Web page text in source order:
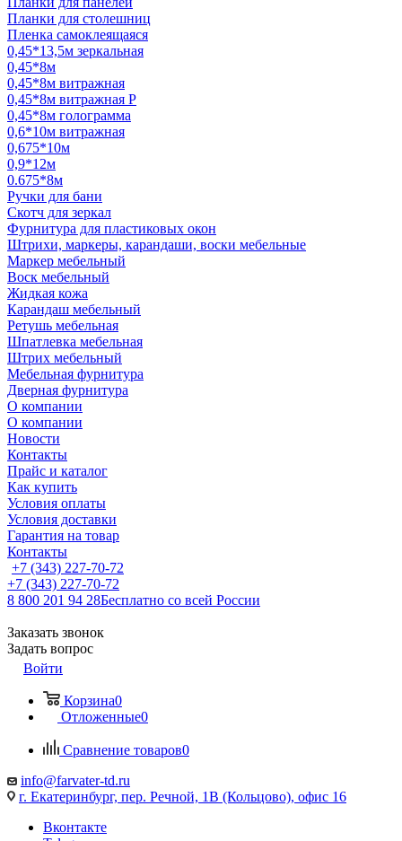
Планки для столешниц
Пленка самоклеящаяся
0,45*13,5м зеркальная
0,45*8м
0,45*8м витражная
0,45*8м витражная Р
0,45*8м голограмма
0,6*10м витражная
0,675*10м
0,9*12м
0.675*8м
Ручки для бани
Скотч для зеркал
Фурнитура для пластиковых окон
Штрихи, маркеры, карандаши, воски мебельные
Маркер мебельный
Воск мебельный
Жидкая кожа
Карандаш мебельный
Ретушь мебельная
Шпатлевка мебельная
Штрих мебельный
Мебельная фурнитура
Дверная фурнитура
О компании
О компании
Новости
Контакты
Прайс и каталог
Как купить
Условия оплаты
Условия доставки
Гарантия на товар
Контакты
+7 (343) 227-70-72
+7 (343) 227-70-72
8 800 201 94 28Бесплатно со всей России
Заказать звонок
Задать вопрос
Войти
Корзина0
Отложенные0
Сравнение товаров0
info@farvater-td.ru
г. Екатеринбург, пер. Речной, 1В (Кольцово), офис 16
Вконтакте